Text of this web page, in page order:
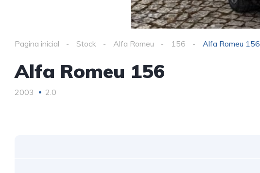
Pagina inicial Stock Alfa Romeu 156 Alfa Romeu 156
Alfa Romeu 156
2003 2.0